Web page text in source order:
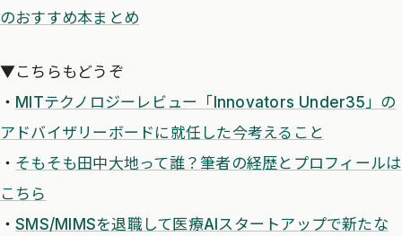
のおすすめ本まとめ
▼こちらもどうぞ
・ MITテクノロジーレビュー「Innovators Under35」の
アドバイザリーボードに就任した今考えること
・ そもそも田中大地って誰？筆者の経歴とプロフィールは
こちら
・SMS/MIMSを退職して医療AIスタートアップで新たな